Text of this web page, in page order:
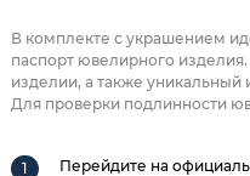
В комплекте с украшением
паспорт ювелирного
изделии, а также
Для проверки подлинности
Перейдите на